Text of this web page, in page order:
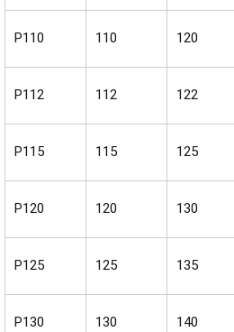
P110 110 120
P112 112 122
P115 115 125
P120 120 130
P125 125 135
P130 130 140